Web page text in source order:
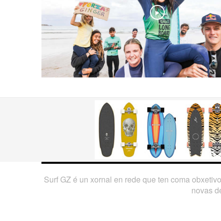
Play
Surf GZ é un xornal en rede que ten coma
novas